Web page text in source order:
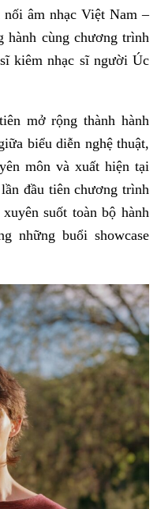
âm nhạc Việt Nam –
cùng chương trình
kiêm nhạc sĩ người Úc
mở rộng thành hành
biểu diễn nghệ thuật,
môn và xuất hiện tại
đầu tiên chương trình
suốt toàn bộ hành
những buổi showcase